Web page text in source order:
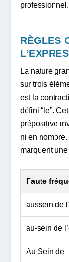
professionnel.
RÈGLES
La nature
sur trois
est la
défini “le”.
prépositive
ni en
marquent
Faute
aussein de
au-sein de
Au Sein de